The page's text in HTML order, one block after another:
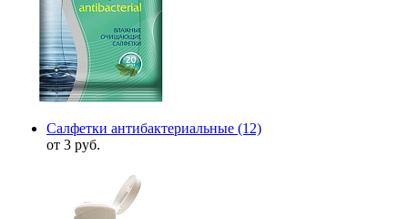
Салфетки антибактериальные (12)
от 3 руб.